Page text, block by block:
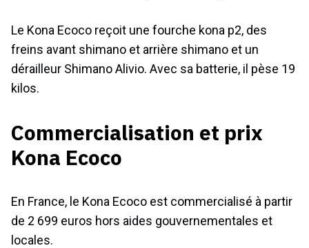
Le Kona Ecoco reçoit une fourche kona p2, des
freins avant shimano et arrière shimano et un
dérailleur Shimano Alivio. Avec sa batterie, il pèse 19
kilos.
Commercialisation et prix
Kona Ecoco
En France, le Kona Ecoco est commercialisé à partir
de 2 699 euros hors aides gouvernementales et
locales.